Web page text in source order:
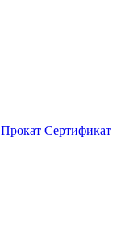
Прокат Сертификат